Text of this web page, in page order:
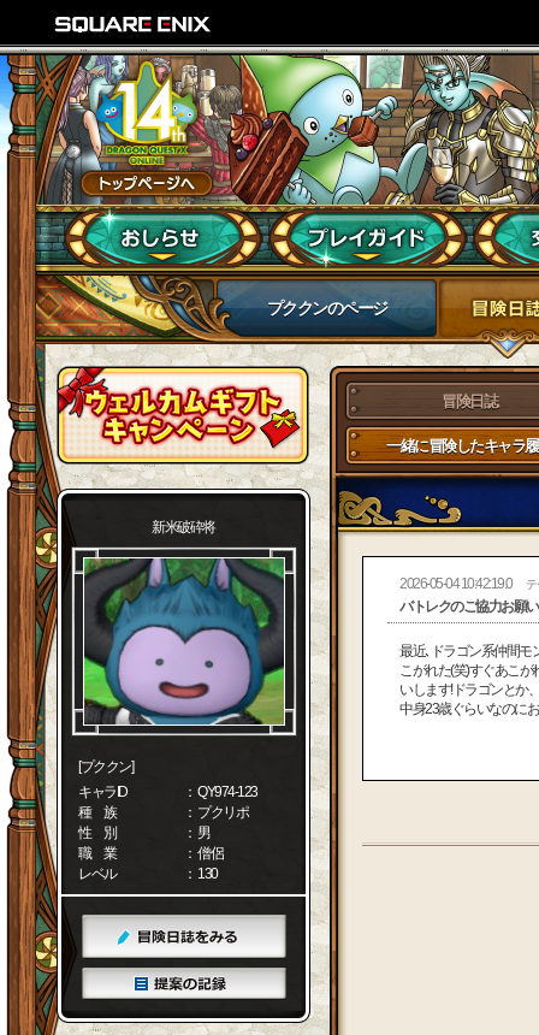
プククンのページ
新米破砕将
[プククン]
キャラID
： QY974-123
種 族
： プクリポ
性 別
： 男
職 業
： 僧侶
レベル
： 130
冒険日誌
一緒に冒険したキャラ
2026-05-04 10:42:19.0 テ
バトレクのご協力お願
最近､ドラゴン系仲間モ
こがれた(笑)すぐあこ
いします!ドラゴンとか、
中身23歳ぐらいなのに